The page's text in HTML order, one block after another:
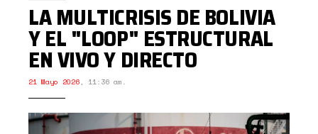
LA MULTICRISIS DE BOLIVIA
Y EL "LOOP" ESTRUCTURAL
EN VIVO Y DIRECTO
21 Mayo 2026, 11:36 am.